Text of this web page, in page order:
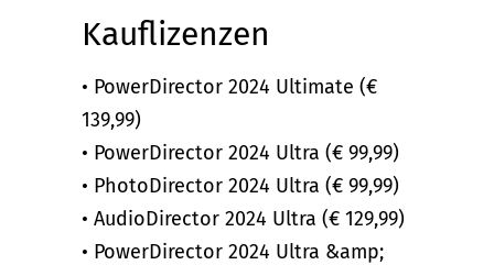
Kauflizenzen
• PowerDirector 2024 Ultimate (€
139,99)
• PowerDirector 2024 Ultra (€ 99,99)
• PhotoDirector 2024 Ultra (€ 99,99)
• AudioDirector 2024 Ultra (€ 129,99)
• PowerDirector 2024 Ultra &amp;